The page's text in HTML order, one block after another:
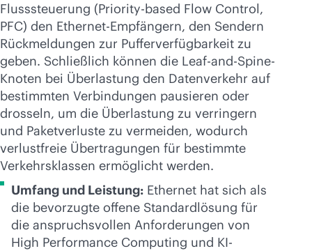
Flusssteuerung (Priority-based Flow Control,
PFC) den Ethernet-Empfängern, den Sendern
Rückmeldungen zur Pufferverfügbarkeit zu
geben. Schließlich können die Leaf-and-Spine-
Knoten bei Überlastung den Datenverkehr auf
bestimmten Verbindungen pausieren oder
drosseln, um die Überlastung zu verringern
und Paketverluste zu vermeiden, wodurch
verlustfreie Übertragungen für bestimmte
Verkehrsklassen ermöglicht werden.
Umfang und Leistung: Ethernet hat sich als
die bevorzugte offene Standardlösung für
die anspruchsvollen Anforderungen von
High Performance Computing und KI-